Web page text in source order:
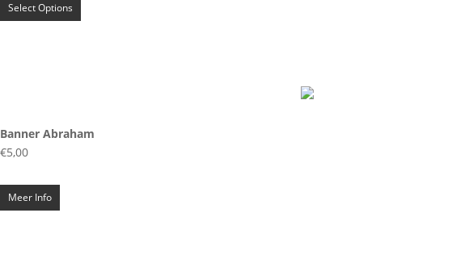
Select Options
Banner Abraham
€5,00
Meer Info